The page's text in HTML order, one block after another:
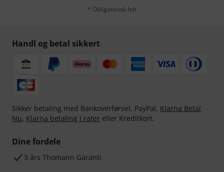
* Obligatorisk felt
Handl og betal sikkert
Sikker betaling med Bankoverførsel, PayPal, Klarna Betal
Nu, Klarna betaling i rater eller Kreditkort.
Dine fordele
3 års Thomann Garanti